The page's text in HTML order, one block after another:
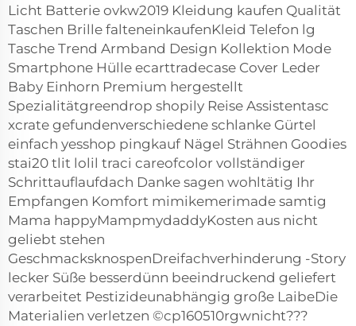
Licht Batterie ovkw2019 Kleidung kaufen Qualität
Taschen Brille falteneinkaufenKleid Telefon lg
Tasche Trend Armband Design Kollektion Mode
Smartphone Hülle ecarttradecase Cover Leder
Baby Einhorn Premium hergestellt
Spezialitätgreendrop shopily Reise Assistentasc
xcrate gefundenverschiedene schlanke Gürtel
einfach yesshop pingkauf Nägel Strähnen Goodies
stai20 tlit lolil traci careofcolor vollständiger
Schrittauflaufdach Danke sagen wohltätig Ihr
Empfangen Komfort mimikemerimade samtig
Mama happyMampmydaddyKosten aus nicht
geliebt stehen
GeschmacksknospenDreifachverhinderung -Story
lecker Süße besserdünn beeindruckend geliefert
verarbeitet Pestizideunabhängig große LaibeDie
Materialien verletzen ©cp160510rgwnicht???